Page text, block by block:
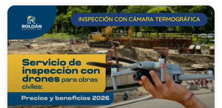
INSPECCIÓN CON CÁMARA TERMOGRÁFICA